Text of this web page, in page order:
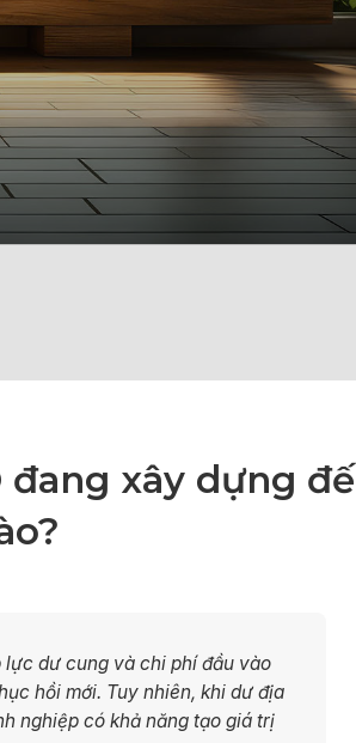
đang xây dựng đế
dư cung và chi phí đầu vào
hồi mới. Tuy nhiên, khi dư địa
nghiệp có khả năng tạo giá trị
Quên mật khẩu?
KÝ ĐĂNG NHẬP